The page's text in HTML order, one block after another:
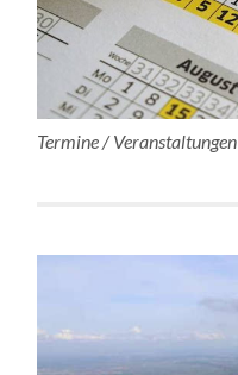
Termine / Veranstaltungen